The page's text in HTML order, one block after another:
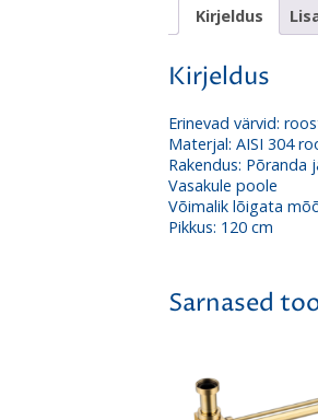
Kirjeldus
Kirjeldus
Erinevad värvid:
Materjal: AISI 304
Rakendus: Põranda
Vasakule poole
Võimalik lõigata
Pikkus: 120 cm
Sarnased